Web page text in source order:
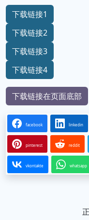
下载链接1
下载链接2
下载链接3
下载链接4
下载链接在页面底部
facebook linkedin
pinterest reddit
vkontakte whatsapp